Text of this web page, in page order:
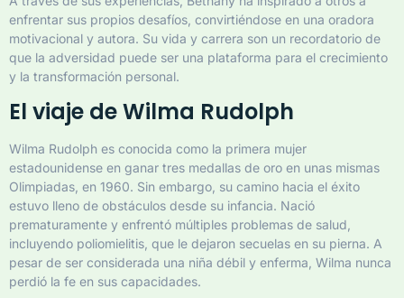
enfrentar sus propios desafíos, convirtiéndose en una oradora
motivacional y autora. Su vida y carrera son un recordatorio de
que la adversidad puede ser una plataforma para el crecimiento
y la transformación personal.
El viaje de Wilma Rudolph
Wilma Rudolph es conocida como la primera mujer
estadounidense en ganar tres medallas de oro en unas mismas
Olimpiadas, en 1960. Sin embargo, su camino hacia el éxito
estuvo lleno de obstáculos desde su infancia. Nació
prematuramente y enfrentó múltiples problemas de salud,
incluyendo poliomielitis, que le dejaron secuelas en su pierna. A
pesar de ser considerada una niña débil y enferma, Wilma nunca
perdió la fe en sus capacidades.